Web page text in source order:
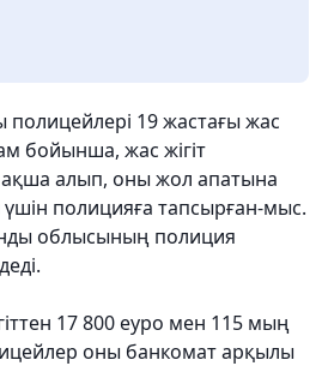
​​полицейлері 19 жастағы жас
бойынша, жас жігіт
ақша алып, оны жол апатына
полицияға тапсырған-мыс.
​​облысының полиция
17 800 еуро мен 115 мың
оны банкомат арқылы